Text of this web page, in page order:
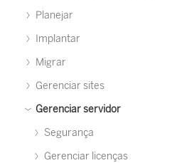
Planejar
Implantar
Migrar
Gerenciar sites
Gerenciar servidor
Segurança
Gerenciar licenças